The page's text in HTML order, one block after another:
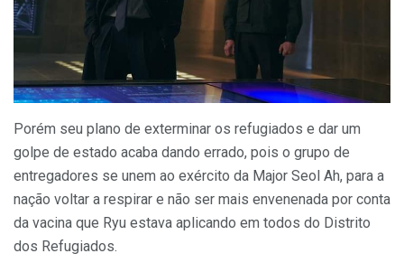
Porém seu plano de exterminar os refugiados e dar um
golpe de estado acaba dando errado, pois o grupo de
entregadores se unem ao exército da Major Seol Ah, para a
nação voltar a respirar e não ser mais envenenada por conta
da vacina que Ryu estava aplicando em todos do Distrito
dos Refugiados.